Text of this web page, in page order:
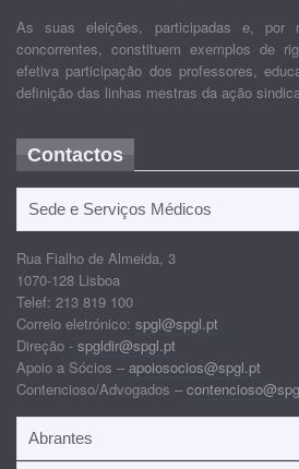
As suas eleições, participadas e, por
concorrentes, constituem exemplos de
efetiva participação dos professores,
definição das linhas mestras da ação
Contactos
Sede e Serviços Médicos
Rua Fialho de Almeida, 3
1070-128 Lisboa
Telef: 213 819 100
Correio eletrónico: spgl@spgl.pt
Direção - spgldir@spgl.pt
Apoio a Sócios – apoiosocios@spgl.pt
Contencioso/Advogados –
Abrantes